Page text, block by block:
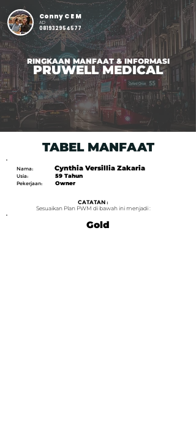
Conny C E M
AD
081932954577
RINGKAAN MANFAAT & INFORMASI
PRUWELL MEDICAL
TABEL MANFAAT
Nama:
Usia:
Pekerjaan:
Cynthia Versillia Zakaria
59 Tahun
Owner
CATATAN :
Sesuaikan Plan PWM di bawah ini menjadi :
Gold